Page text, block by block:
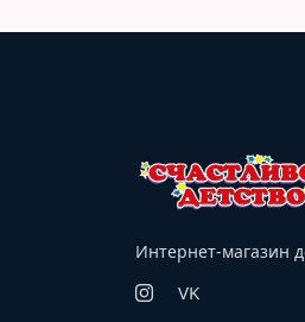
Интернет-магазин
VK